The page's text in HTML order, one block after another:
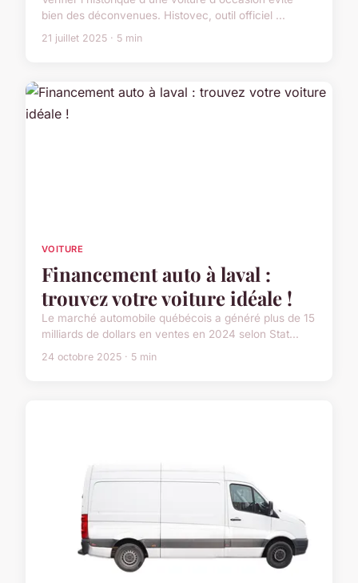
bien des déconvenues. Histovec, outil officiel ...
21 juillet 2025 · 5 min
VOITURE
Financement auto à laval :
trouvez votre voiture idéale !
Le marché automobile québécois a généré plus de 15
milliards de dollars en ventes en 2024 selon Stat...
24 octobre 2025 · 5 min